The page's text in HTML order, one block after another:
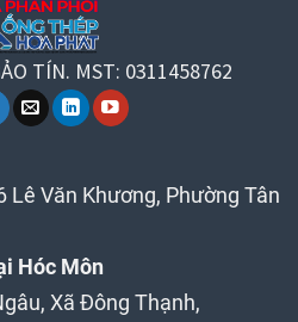
TÍN. MST: 0311458762
Lê Văn Khương, Phường Tân
Hóc Môn
Xã Đông Thạnh,